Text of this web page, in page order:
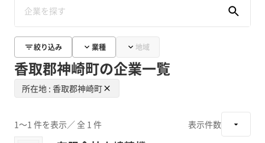
香取郡神崎町の企業一覧
所在地 : 香取郡神崎町
1～1 件を表示／ 全 1 件 表示件数
絞り込み 業種 地域